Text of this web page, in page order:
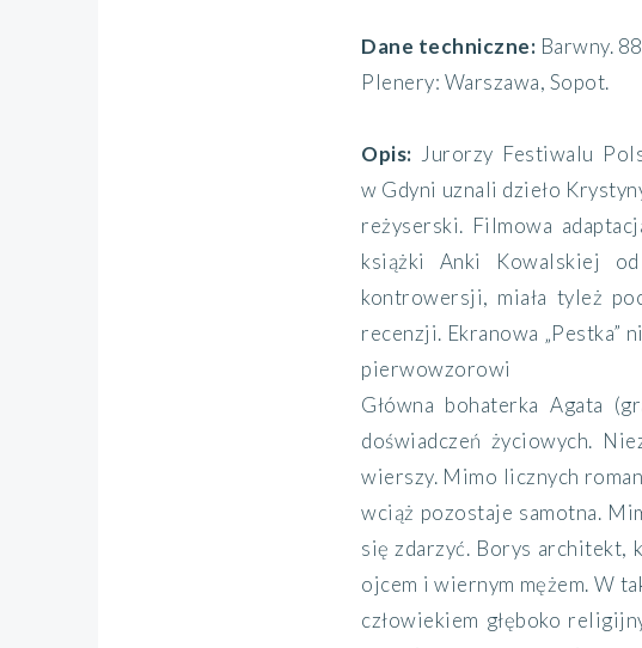
Dane techniczne: Barwny.
Plenery: Warszawa, Sopot.
Opis: Jurorzy Festiwalu
w Gdyni uznali dzieło
reżyserski. Filmowa
książki Anki Kowalskiej
kontrowersji, miała tyleż
recenzji. Ekranowa „Pestka”
pierwowzorowi
Główna bohaterka Agata
doświadczeń życiowych.
wierszy. Mimo licznych
wciąż pozostaje samotna.
się zdarzyć. Borys architekt,
ojcem i wiernym mężem. W
człowiekiem głęboko